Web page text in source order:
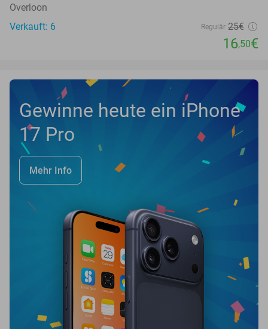
Overloon
Verkauft: 6
Regulär 25€
16,50€
Gewinne heute ein iPhone
17 Pro
Mehr Info